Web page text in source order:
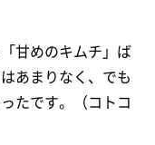
甘めのキムチ」ば
あまりなく、でも
たです。（コトコ